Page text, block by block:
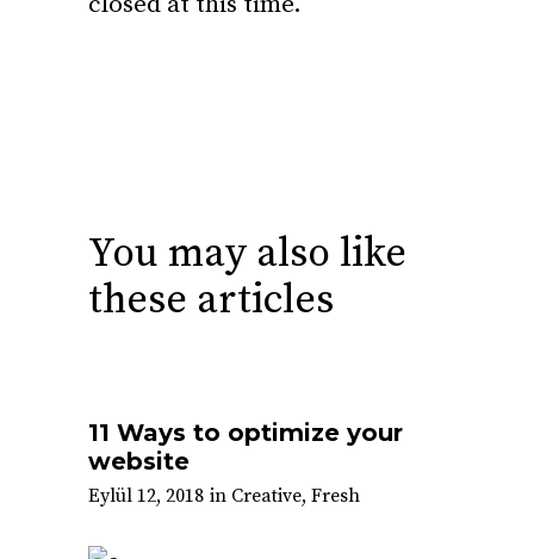
You may also like
these articles
11 Ways to optimize your
website
Eylül 12, 2018 in Creative, Fresh